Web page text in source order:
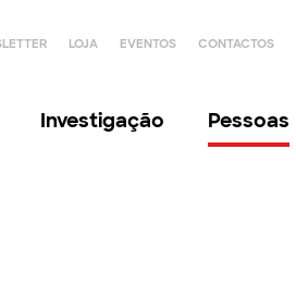
LOJA EVENTOS CONTACTOS
Investigação Pessoas